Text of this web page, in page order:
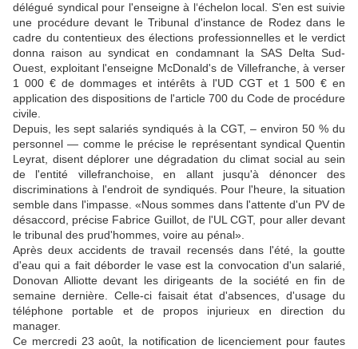
délégué syndical pour l'enseigne à l‘échelon local. S'en est suivie
une procédure devant le Tribunal d'instance de Rodez dans le
cadre du contentieux des élections professionnelles et le verdict
donna raison au syndicat en condamnant la SAS Delta Sud-
Ouest, exploitant l'enseigne McDonald's de Villefranche, à verser
1 000 € de dommages et intérêts à l'UD CGT et 1 500 € en
application des dispositions de l'article 700 du Code de procédure
civile.
Depuis, les sept salariés syndiqués à la CGT, – environ 50 % du
personnel — comme le précise le représentant syndical Quentin
Leyrat, disent déplorer une dégradation du climat social au sein
de l'entité villefranchoise, en allant jusqu'à dénoncer des
discriminations à l'endroit de syndiqués. Pour l'heure, la situation
semble dans l'impasse. «Nous sommes dans l'attente d'un PV de
désaccord, précise Fabrice Guillot, de l'UL CGT, pour aller devant
le tribunal des prud'hommes, voire au pénal».
Après deux accidents de travail recensés dans l'été, la goutte
d'eau qui a fait déborder le vase est la convocation d'un salarié,
Donovan Alliotte devant les dirigeants de la société en fin de
semaine dernière. Celle-ci faisait état d'absences, d'usage du
téléphone portable et de propos injurieux en direction du
manager.
Ce mercredi 23 août, la notification de licenciement pour fautes